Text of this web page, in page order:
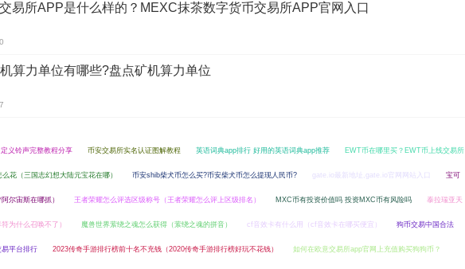
易所APP是什么样的？MEXC抹茶数字货币交易所APP官网入口
算力单位有哪些?盘点矿机算力单位
义铃声完整教程分享 币安交易所实名认证图解教程 英语词典app排行 好用的英语词典app推荐 EWT币在哪里买？EWT币上线交易所
花（三国志幻想大陆元宝花在哪） 币安shib柴犬币怎么买?币安柴犬币怎么提现人民币? gate.io最新地址,gate.io官网网站入口 宝可
尔宙斯在哪抓） 王者荣耀怎么评选区级称号（王者荣耀怎么评上区级排名） MXC币有投资价值吗 投资MXC币有风险吗 泰拉瑞亚天
为什么召唤不了） 魔兽世界萦绕之魂怎么获得（萦绕之魂的拼音） cf音效卡有什么用（cf音效卡在哪买便宜） 狗币交易中国合法
平台排行 2023传奇手游排行榜前十名不充钱（2020传奇手游排行榜好玩不花钱） 如何在欧意交易所app官网上充值购买狗狗币？